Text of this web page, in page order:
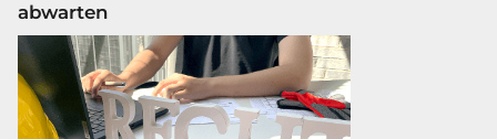
abwarten